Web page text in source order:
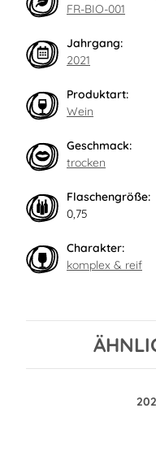
FR-BIO-001
Jahrgang:
2021
Produktart:
Wein
Geschmack:
trocken
Flaschengröße:
0,75
Charakter:
komplex & reif